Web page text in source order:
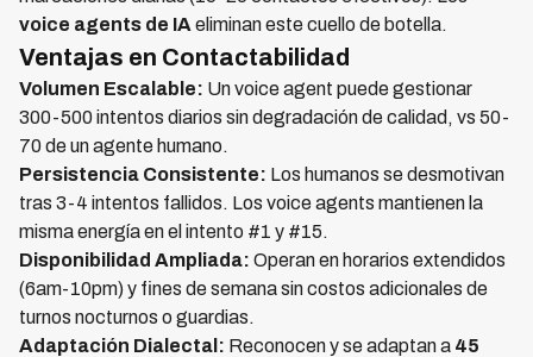
voice agents de IA eliminan este cuello de botella.
Ventajas en Contactabilidad
Volumen Escalable: Un voice agent puede gestionar
300-500 intentos diarios sin degradación de calidad, vs 50-
70 de un agente humano.
Persistencia Consistente: Los humanos se desmotivan
tras 3-4 intentos fallidos. Los voice agents mantienen la
misma energía en el intento #1 y #15.
Disponibilidad Ampliada: Operan en horarios extendidos
(6am-10pm) y fines de semana sin costos adicionales de
turnos nocturnos o guardias.
Adaptación Dialectal: Reconocen y se adaptan a 45